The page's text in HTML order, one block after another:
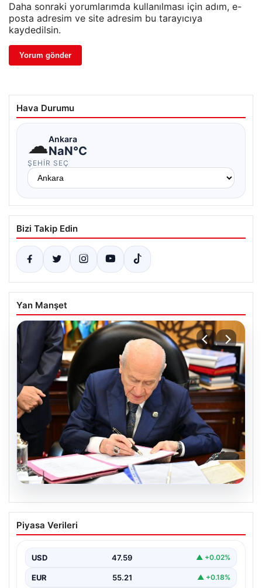
Daha sonraki yorumlarımda kullanılması için adım, e-
posta adresim ve site adresim bu tarayıcıya
kaydedilsin.
Hava Durumu
☁Ankara
NaN°C
ŞEHIR SEÇ
Bizi Takip Edin
Yan Manşet
Bahçeli’den çerçeve yasa açıklaması:
Bin yıllık kardeşliğimiz tescillendi
Kardeşliğimiz Resmen Tescillendi”, “content”: “ Milliyetçi
Hareket…
Piyasa Verileri
USD 47.59 ▲ +0.02%
EUR 55.21 ▲ +0.18%